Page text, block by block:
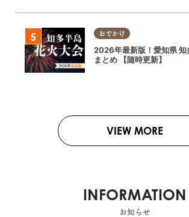
おでかけ
2026年最新版！愛知県 知
まとめ 【随時更新】
VIEW MORE
INFORMATION
お知らせ